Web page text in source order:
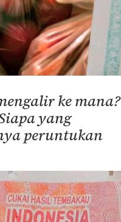
ke mana?
yang
peruntukan